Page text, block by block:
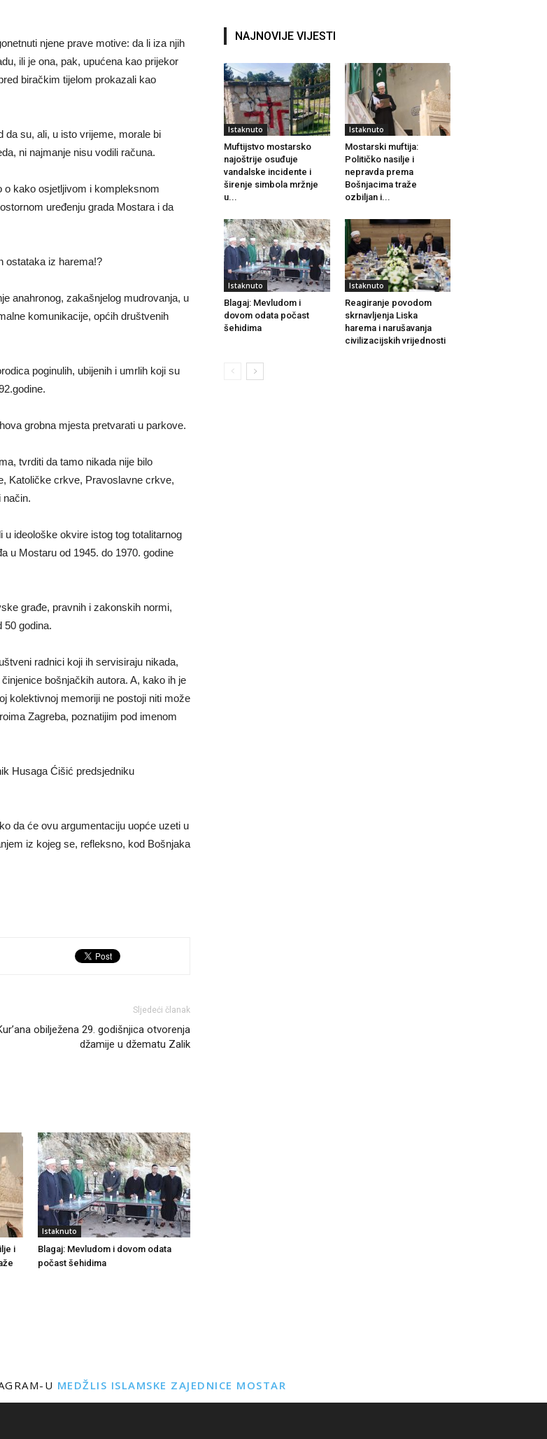
njene prave motive: da li iza njih
ili je ona, pak, upućena kao prijekor
biračkim tijelom prokazali kao
su, ali, u isto vrijeme, morale bi
ni najmanje nisu vodili računa.
kako osjetljivom i kompleksnom
uređenju grada Mostara i da
ostataka iz harema!?
anahronog, zakašnjelog mudrovanja, u
komunikacije, općih društvenih
poginulih, ubijenih i umrlih koji su
grobna mjesta pretvarati u parkove.
tvrditi da tamo nikada nije bilo
Katoličke crkve, Pravoslavne crkve,
način.
ideološke okvire istog tog totalitarnog
u Mostaru od 1945. do 1970. godine
građe, pravnih i zakonskih normi,
50 godina.
radnici koji ih servisiraju nikada,
bošnjačkih autora. A, kako ih je
kolektivnoj memoriji ne postoji niti može
Zagreba, poznatijim pod imenom
Husaga Ćišić predsjedniku
da će ovu argumentaciju uopće uzeti u
iz kojeg se, refleksno, kod Bošnjaka
Sljedeći članak
obilježena 29. godišnjica otvorenja
džamije u džematu Zalik
i
Istaknuto
Blagaj: Mevludom i dovom odata
počast šehidima
NAJNOVIJE VIJESTI
Istaknuto
Muftijstvo mostarsko
najoštrije osuđuje
vandalske incidente i
širenje simbola mržnje
u...
Istaknuto
Mostarski muftija:
Političko nasilje i
nepravda prema
Bošnjacima traže
ozbiljan i...
Istaknuto
Blagaj: Mevludom i
dovom odata počast
šehidima
Istaknuto
Reagiranje povodom
skrnavljenja Liska
harema i narušavanja
civilizacijskih vrijednosti
U MEDŽLIS ISLAMSKE ZAJEDNICE MOSTAR